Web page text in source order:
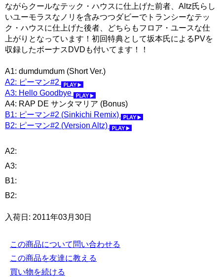
ながらクールなテック・ハウスに仕上げた前者、Altz氏らし
いユーモラスなノリを含みつつダビーでトランシーなテッ
ク・ハウスに仕上げた後者、どちらもフロア・ユースな仕
上がりとなっています！初回特典として坂本氏によるPVを
収録したボーナスDVDも付いてます！！
A1: dumdumdum (Short Ver.)
A2: ピーマン#2
A3: Hello Goodbye
A4: RAP DE サンタマリア (Bonus)
B1: ピーマン#2 (Sinkichi Remix)
B2: ピーマン#2 (Version Altz)
A2:
A3:
B1:
B2:
入荷日: 2011年03月30日
この商品について問い合わせる
この商品を友達に教える
買い物を続ける